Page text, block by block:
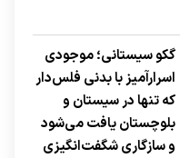
گکو سیستانی؛ موجودی
اسرارآمیز با بدنی فلس‌دار
که تنها در سیستان و
بلوچستان یافت می‌شود
و سازگاری شگفت‌انگیزی